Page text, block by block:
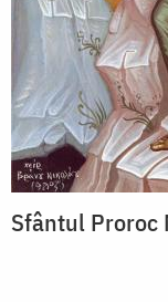
Sfântul Proroc